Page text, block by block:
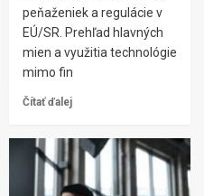
peňaženiek a regulácie v
EÚ/SR. Prehľad hlavných
mien a využitia technológie
mimo fin
Čítať ďalej